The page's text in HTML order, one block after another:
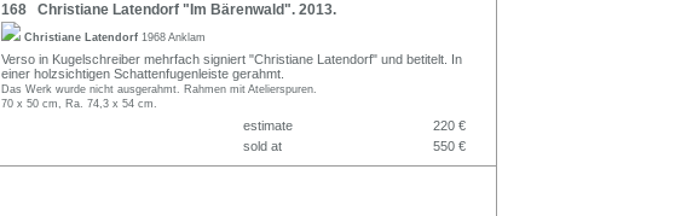
168 Christiane Latendorf "Im Bärenwald". 2013.
Christiane Latendorf 1968 Anklam
Verso in Kugelschreiber mehrfach signiert "Christiane Latendorf" und betitelt. In
einer holzsichtigen Schattenfugenleiste gerahmt.
Das Werk wurde nicht ausgerahmt. Rahmen mit Atelierspuren.
70 x 50 cm, Ra. 74,3 x 54 cm.
estimate
220 €
sold at
550 €